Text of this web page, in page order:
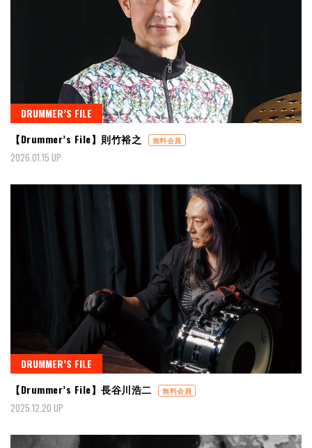
DRUMMER’S FILE
【Drummer’s File】則竹裕之
無料会員
2026.01.15 UP
DRUMMER’S FILE
【Drummer’s File】長谷川浩二
無料会員
2025.12.20 UP